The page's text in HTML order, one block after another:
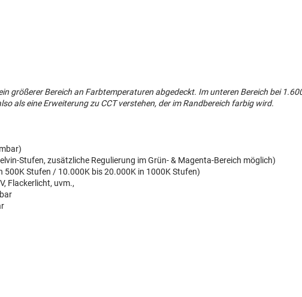
größerer Bereich an Farbtemperaturen abgedeckt. Im unteren Bereich bei
als eine Erweiterung zu CCT verstehen, der im Randbereich farbig wird.
Stufen, zusätzliche Regulierung im Grün- & Magenta-Bereich möglich)
500K Stufen / 10.000K bis 20.000K in 1000K Stufen)
Flackerlicht, uvm.,